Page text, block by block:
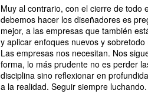
Muy al contrario, con el cierre de todo
debemos hacer los diseñadores es
mejor, a las empresas que también
y aplicar enfoques nuevos y sobretodo
Las empresas nos necesitan. Nos
forma, lo más prudente no es perder
disciplina sino reflexionar en
a la realidad. Seguir siempre luchando.